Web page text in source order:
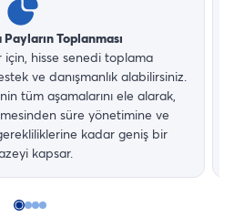
Toplanması
için, hisse senedi toplama
ve danışmanlık alabilirsiniz.
tüm aşamalarını ele alarak,
süre yönetimine ve
kadar geniş bir
kapsar.